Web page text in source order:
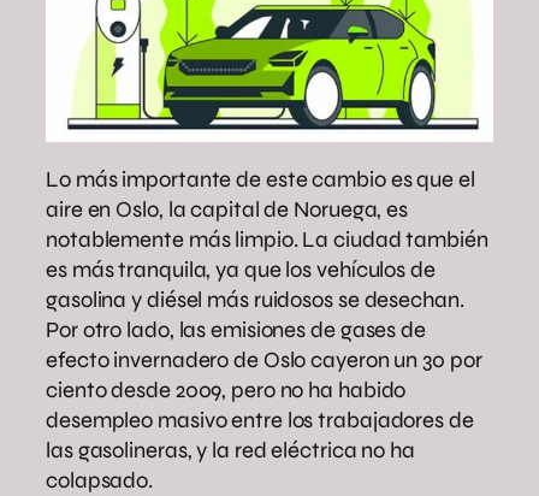
Lo más importante de este cambio es que el
aire en Oslo, la capital de Noruega, es
notablemente más limpio. La ciudad también
es más tranquila, ya que los vehículos de
gasolina y diésel más ruidosos se desechan.
Por otro lado, las emisiones de gases de
efecto invernadero de Oslo cayeron un 30 por
ciento desde 2009, pero no ha habido
desempleo masivo entre los trabajadores de
las gasolineras, y la red eléctrica no ha
colapsado.